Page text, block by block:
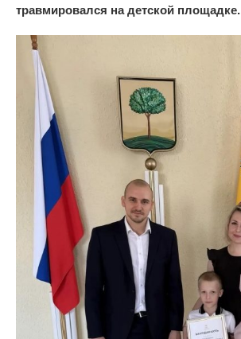
травмировался на детской площадке.